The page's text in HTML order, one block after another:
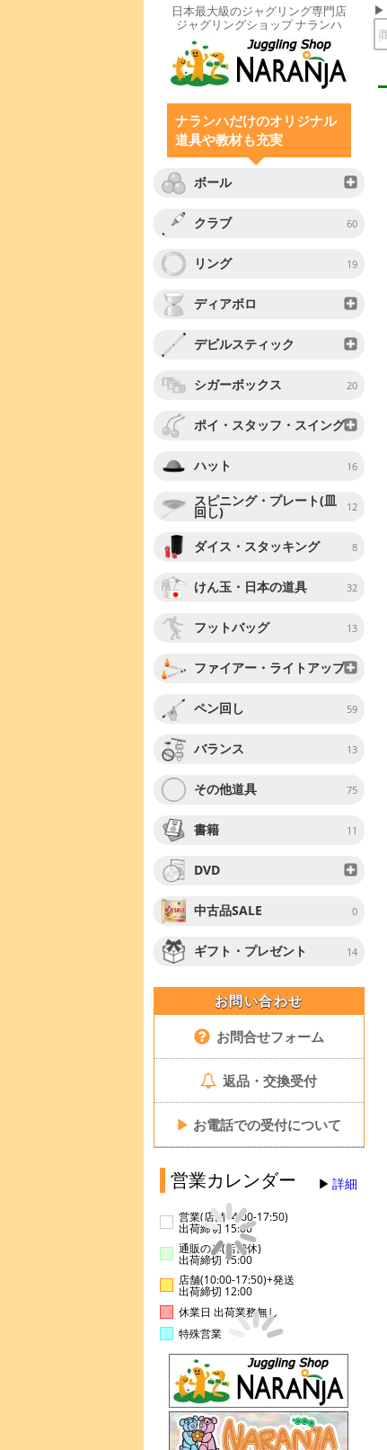
日本最大級のジャグリング専門店
ジャグリングショップ ナランハ
ナランハだけのオリジナル
道具や教材も充実
ボール
クラブ 60
リング 19
ディアボロ
デビルスティック
シガーボックス 20
ポイ・スタッフ・スイング
ハット 16
スピニング・プレート(皿
回し) 12
ダイス・スタッキング 8
けん玉・日本の道具 32
フットバッグ 13
ファイアー・ライトアップ
ペン回し 59
バランス 13
その他道具 75
書籍 11
DVD
中古品SALE 0
ギフト・プレゼント 14
お問い合わせ
お問合せフォーム
返品・交換受付
▶ お電話での受付について
営業カレンダー 詳細
営業(店舗14:00-17:50)
出荷締切 15:00
通販のみ(店舗休)
出荷締切 15:00
店舗(10:00-17:50)+発送
出荷締切 12:00
休業日 出荷業務無し
特殊営業